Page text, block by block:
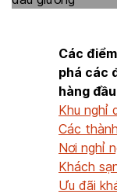
Các
phá các
hàng
Khu nghỉ
Các
Nơi nghỉ
Khách
Ưu đãi